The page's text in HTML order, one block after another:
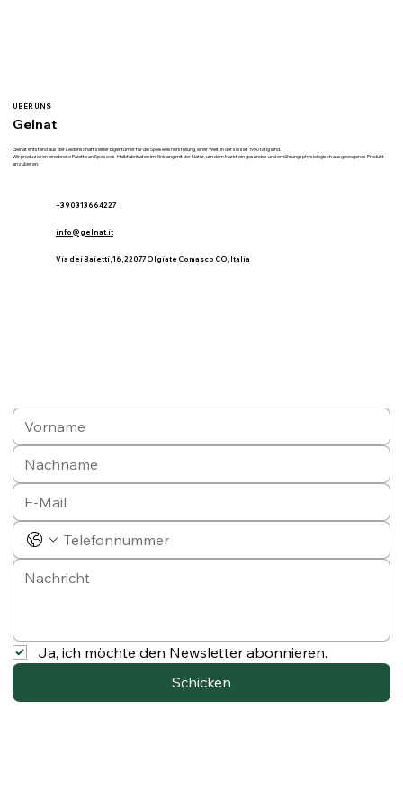
ÜBER UNS
Gelnat
Gelnat entstand aus der Leidenschaft seiner Eigentümer für die Speiseeisherstellung, einer Welt, in der sie seit 1950 tätig sind.
Wir produzieren eine breite Palette an Speiseeis-Halbfabrikaten im Einklang mit der Natur, um dem Markt ein gesundes und ernährungsphysiologisch ausgewogenes Produkt
anzubieten.
+390313664227
info@gelnat.it
Via dei Baietti, 16, 22077 Olgiate Comasco CO, Italia
Ja, ich möchte den Newsletter abonnieren.
Schicken